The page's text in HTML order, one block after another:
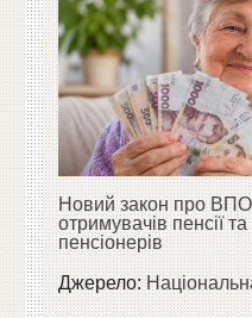
Новий закон про
отримувачів пенсії
пенсіонерів
Джерело: